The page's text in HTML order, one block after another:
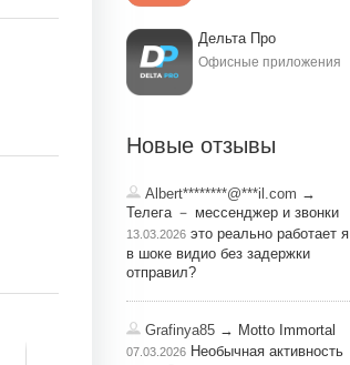
Дельта Про
Офисные приложения
Новые отзывы
Albert********@***il.com →
Телега － мессенджер и звонки
13.03.2026 это реально работает я
в шоке видио без задержки
отправил?
Grafinya85 → Motto Immortal
07.03.2026 Необычная активность